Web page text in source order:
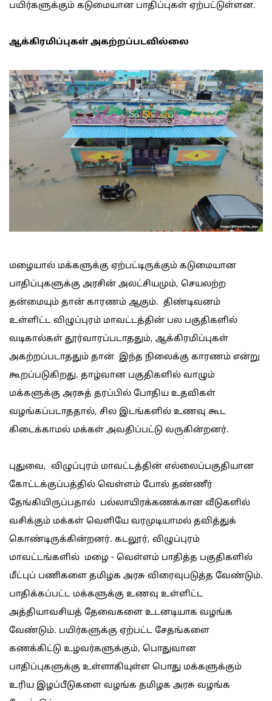
பயிர்களுக்கும் கடுமையான பாதிப்புகள் ஏற்பட்டுள்ளன.
ஆக்கிரமிப்புகள் அகற்றப்படவில்லை
மழையால் மக்களுக்கு ஏற்பட்டிருக்கும் கடுமையான
பாதிப்புகளுக்கு அரசின் அலட்சியமும், செயலற்ற
தன்மையும் தான் காரணம் ஆகும். திண்டிவனம்
உள்ளிட்ட விழுப்புரம் மாவட்டத்தின் பல பகுதிகளில்
வடிகால்கள் தூர்வாரப்படாததும், ஆக்கிரமிப்புகள்
அகற்றப்படாததும் தான் இந்த நிலைக்கு காரணம் என்று
கூறப்படுகிறது. தாழ்வான பகுதிகளில் வாழும்
மக்களுக்கு அரசுத் தரப்பில் போதிய உதவிகள்
வழங்கப்படாததால், சில இடங்களில் உணவு கூட
கிடைக்காமல் மக்கள் அவதிப்பட்டு வருகின்றனர்.
புதுவை, விழுப்புரம் மாவட்டத்தின் எல்லைப்பகுதியான
கோட்டக்குப்பத்தில் வெள்ளம் போல் தண்ணீர்
தேங்கியிருப்பதால் பல்லாயிரக்கணக்கான வீடுகளில்
வசிக்கும் மக்கள் வெளியே வரமுடியாமல் தவித்துக்
கொண்டிருக்கின்றனர். கடலூர், விழுப்புரம்
மாவட்டங்களில் மழை - வெள்ளம் பாதித்த பகுதிகளில்
மீட்புப் பணிகளை தமிழக அரசு விரைவுபடுத்த வேண்டும்.
பாதிக்கப்பட்ட மக்களுக்கு உணவு உள்ளிட்ட
அத்தியாவசியத் தேவைகளை உடனடியாக வழங்க
வேண்டும். பயிர்களுக்கு ஏற்பட்ட சேதங்களை
கணக்கிட்டு உழவர்களுக்கும், பொதுவான
பாதிப்புகளுக்கு உள்ளாகியுள்ள பொது மக்களுக்கும்
உரிய இழப்பீடுகளை வழங்க தமிழக அரசு வழங்க